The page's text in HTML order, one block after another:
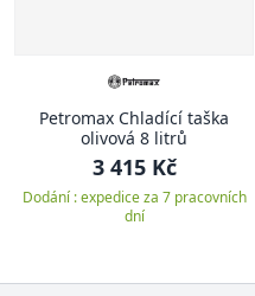
Petromax Chladící taška
olivová 8 litrů
3 415 Kč
Dodání : expedice za 7 pracovních
dní